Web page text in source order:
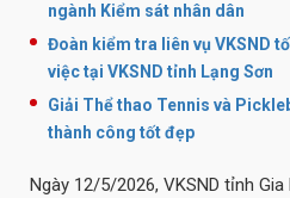
ngành Kiểm sát nhân dân
Đoàn kiểm tra liên vụ VKSND
việc tại VKSND tỉnh Lạng Sơn
Giải Thể thao Tennis và
thành công tốt đẹp
Ngày 12/5/2026, VKSND tỉnh